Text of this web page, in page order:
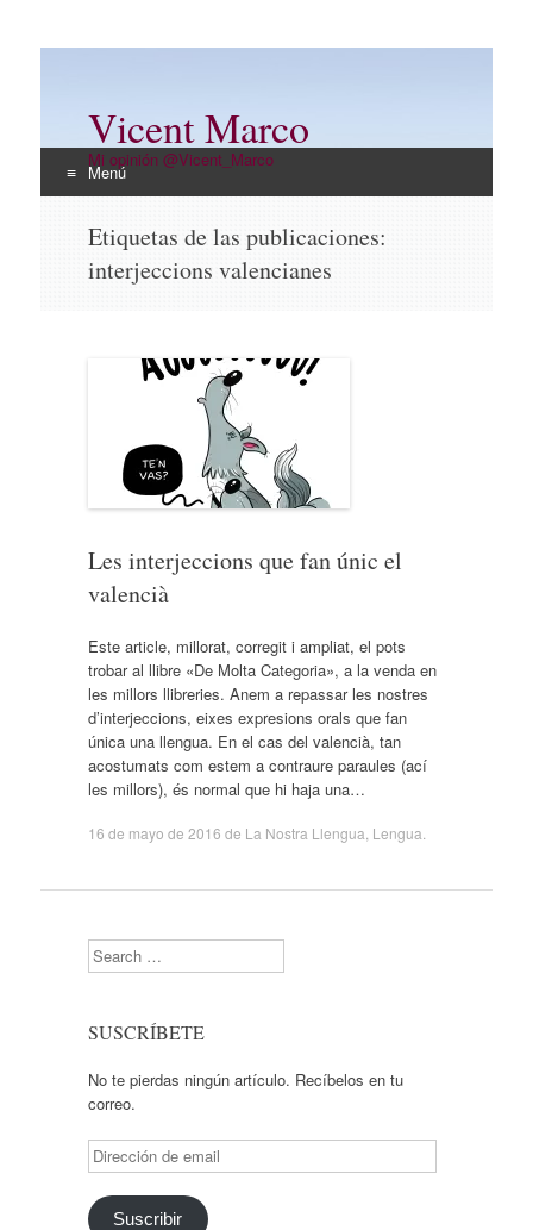
Vicent Marco
Mi opinión @Vicent_Marco
Menú
contenido
Etiquetas de las publicaciones:
interjeccions valencianes
Les interjeccions que fan únic el
valencià
Este article, millorat, corregit i ampliat, el pots
trobar al llibre «De Molta Categoria», a la venda en
les millors llibreries. Anem a repassar les nostres
d’interjeccions, eixes expresions orals que fan
única una llengua. En el cas del valencià, tan
acostumats com estem a contraure paraules (ací
les millors), és normal que hi haja una…
16 de mayo de 2016 de La Nostra Llengua Lengua
Search
SUSCRÍBETE
No te pierdas ningún artículo. Recíbelos en tu
correo.
Dirección
de
email
Suscribir